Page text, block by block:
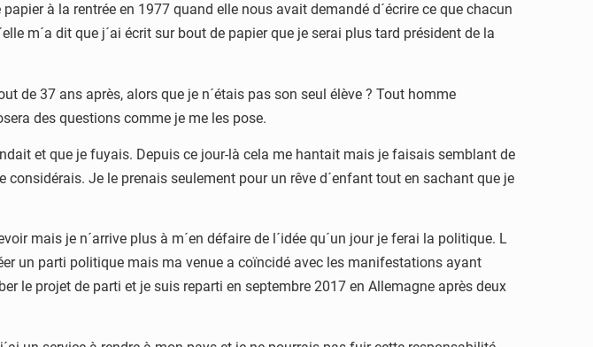
à la rentrée en 1977 quand elle nous avait demandé d´écrire ce que chacun
m´a dit que j´ai écrit sur bout de papier que je serai plus tard président de la
de 37 ans après, alors que je n´étais pas son seul élève ? Tout homme
des questions comme je me les pose.
et que je fuyais. Depuis ce jour-là cela me hantait mais je faisais semblant de
Je le prenais seulement pour un rêve d´enfant tout en sachant que je
mais je n´arrive plus à m´en défaire de l´idée qu´un jour je ferai la politique. L
un parti politique mais ma venue a coïncidé avec les manifestations ayant
le projet de parti et je suis reparti en septembre 2017 en Allemagne après deux